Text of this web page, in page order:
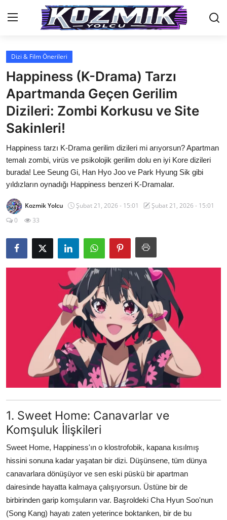
Anasayfa
Genel
İletişim
Anime Önerileri
Kore Dünyası
Anime Karakterleri
Anime
Dizi & Film
Testler
Dizi & Film Önerileri
Happiness (K-Drama) Tarzı
Apartmanda Geçen Gerilim
Dizileri: Zombi Korkusu ve Site
Sakinleri!
Happiness tarzı K-Drama gerilim dizileri mi arıyorsun? Apartman
temalı zombi, virüs ve psikolojik gerilim dolu en iyi Kore dizileri
burada! Lee Seung Gi, Han Hyo Joo ve Park Hyung Sik gibi
yıldızların oynadığı Happiness benzeri K-Dramalar.
Kozmik Yolcu Şubat 21, 2026 - 15:01
Şubat 21, 2026 - 15:01
0
33
1. Sweet Home: Canavarlar ve
Komşuluk İlişkileri
Sweet Home, Happiness'ın o klostrofobik, kapana kısılmış
hissini sonuna kadar yaşatan bir dizi. Düşünsene, tüm dünya
canavarlara dönüşüyor ve sen eski püskü bir apartman
dairesinde hayatta kalmaya çalışıyorsun. Üstüne bir de
birbirinden garip komşuların var. Başroldeki Cha Hyun Soo'nun
(Song Kang) hayatı zaten yeterince boktanken, bir de bu